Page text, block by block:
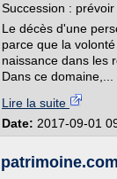
Succession :
Le décès d'une
parce que la
naissance dans les
Dans ce domaine,...
Lire la suite
Date: 2017-09-01